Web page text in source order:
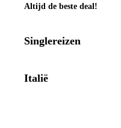
Altijd de beste deal!
Singlereizen
Italië